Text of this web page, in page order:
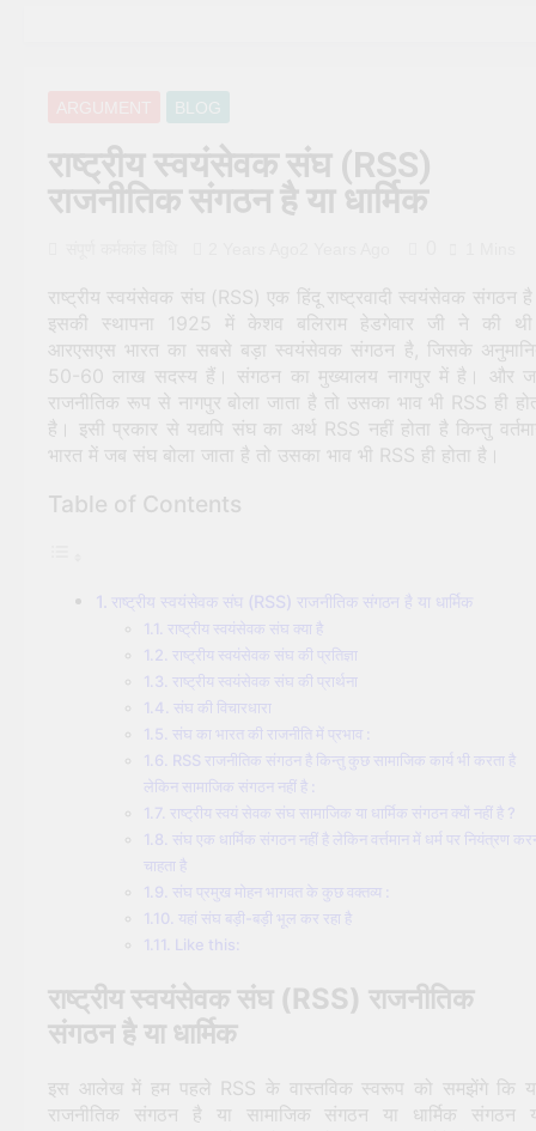
by-Step Guide
1 Year Ago1 Year Ago
दैनिक पूजा के लिए सही देवता का
चयन कैसे करें – How to
गलतियाँ – Common mistakes
in daily pooja at home
1 Year Ago 1 Year Ago
रुद्राभिषेक के विभिन्न प्रकार –
Different Types of
Rudrabhishek
1 Year Ago 1 Year Ago
दैनिक पूजा संकल्प: क्या यह
है? – Is Daily Sankalp Really
Necessary?
1 Year Ago 1 Year Ago
2 Years Ago2 Years Ago
BLOG
राष्ट्रीय स्वयंसेवक संघ (RSS)
राजनीतिक संगठन है या धार्मिक
राष्ट्रीय स्वयंसेवक संघ (RSS) एक हिंदू राष्ट्रवादी स्वयंसेवक संगठन
इसकी स्थापना 1925 में केशव बलिराम हेडगेवार जी ने की
आरएसएस भारत का सबसे बड़ा स्वयंसेवक संगठन है, जिसके
50-60 लाख सदस्य हैं। संगठन का मुख्यालय नागपुर में है। और
राजनीतिक रूप से नागपुर बोला जाता है तो उसका भाव भी RSS ही
है। इसी प्रकार से यद्यपि संघ का अर्थ RSS नहीं होता है किन्तु
भारत में जब संघ बोला जाता है तो उसका भाव भी RSS ही होता है।
Table of Contents
राष्ट्रीय स्वयंसेवक संघ (RSS) राजनीतिक संगठन है या धार्मिक
राष्ट्रीय स्वयंसेवक संघ क्या है
राष्ट्रीय स्वयंसेवक संघ की प्रतिज्ञा
राष्ट्रीय स्वयंसेवक संघ की प्रार्थना
संघ की विचारधारा
संघ का भारत की राजनीति में प्रभाव :
RSS राजनीतिक संगठन है किन्तु कुछ सामाजिक कार्य भी करता है
लेकिन सामाजिक संगठन नहीं है :
राष्ट्रीय स्वयं सेवक संघ सामाजिक या धार्मिक संगठन क्यों नहीं है ?
संघ एक धार्मिक संगठन नहीं है लेकिन वर्त्तमान में धर्म पर नियंत्रण
चाहता है
संघ प्रमुख मोहन भागवत के कुछ वक्तव्य :
यहां संघ बड़ी-बड़ी भूल कर रहा है
Like this:
राष्ट्रीय स्वयंसेवक संघ (RSS) राजनीतिक
संगठन है या धार्मिक
इस आलेख में हम पहले RSS के वास्तविक स्वरूप को समझेंगे कि
राजनीतिक संगठन है या सामाजिक संगठन या धार्मिक संगठन